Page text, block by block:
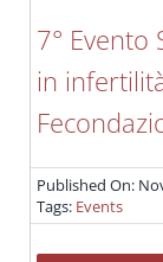
7° Evento
in
Published On:
Tags: Events